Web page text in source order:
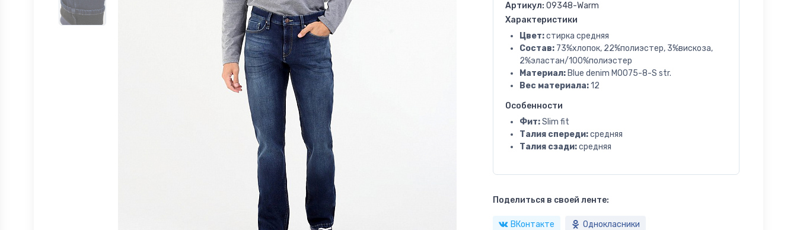
Артикул: 09348-Warm
Характеристики
Цвет:стирка средняя
Состав:73%хлопок, 22%полиэстер, 3%вискоза,
2%эластан/100%полиэстер
Материал:Blue denim M0075-8-S str.
Вес материала:12
Особенности
Фит:Slim fit
Талия спереди:средняя
Талия сзади:средняя
Поделиться в своей ленте:
ВКонтакте Однокласники